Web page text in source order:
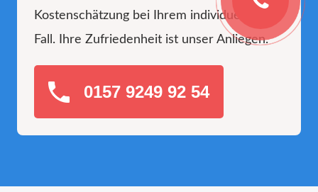
Kostenschätzung bei Ihrem individuellen
Fall. Ihre Zufriedenheit ist unser Anliegen.
0157 9249 92 54